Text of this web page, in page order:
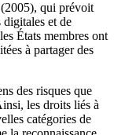
qui prévoit
digitales et de
États membres ont
à partager des
des risques que
les droits liés à
catégories de